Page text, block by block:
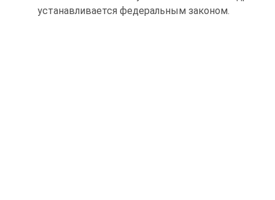
устанавливается федеральным законом.